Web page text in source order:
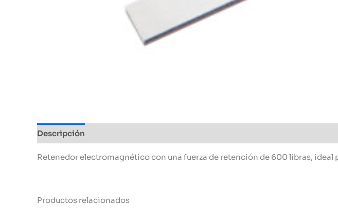
Descripción
Retenedor electromagnético con una fuerza de retención de 600 libras, ideal
Productos relacionados